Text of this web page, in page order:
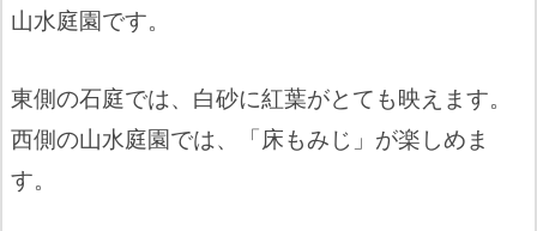
山水庭園です。
東側の石庭では、白砂に紅葉がとても映えます。
西側の山水庭園では、「床もみじ」が楽しめま
す。